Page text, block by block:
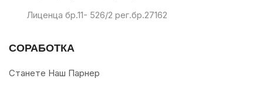
Лиценца бр.11- 526/2 рег.бр.27162
СОРАБОТКА
Станете Наш Парнер